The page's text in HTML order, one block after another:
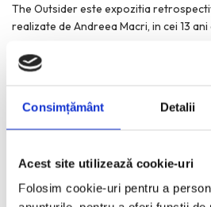
Consimțământ Detalii
Acest site utilizează cookie-uri
Folosim cookie-uri pentru a
The Outsider este expozitia
realizate de Andreea Macri, in cei 13
Bucurestiul pe harta globala a
Funda, element cheie in designul